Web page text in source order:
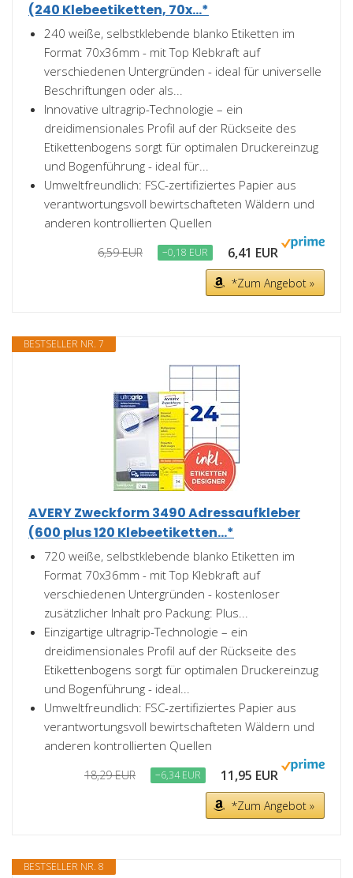
(240 Klebeetiketten, 70x...*
240 weiße, selbstklebende blanko Etiketten im
Format 70x36mm - mit Top Klebkraft auf
verschiedenen Untergründen - ideal für universelle
Beschriftungen oder als...
Innovative ultragrip-Technologie – ein
dreidimensionales Profil auf der Rückseite des
Etikettenbogens sorgt für optimalen Druckereinzug
und Bogenführung - ideal für...
Umweltfreundlich: FSC-zertifiziertes Papier aus
verantwortungsvoll bewirtschafteten Wäldern und
anderen kontrollierten Quellen
6,59 EUR −0,18 EUR 6,41 EUR
*Zum Angebot »
BESTSELLER NR. 7
AVERY Zweckform 3490 Adressaufkleber
(600 plus 120 Klebeetiketten...*
720 weiße, selbstklebende blanko Etiketten im
Format 70x36mm - mit Top Klebkraft auf
verschiedenen Untergründen - kostenloser
zusätzlicher Inhalt pro Packung: Plus...
Einzigartige ultragrip-Technologie – ein
dreidimensionales Profil auf der Rückseite des
Etikettenbogens sorgt für optimalen Druckereinzug
und Bogenführung - ideal...
Umweltfreundlich: FSC-zertifiziertes Papier aus
verantwortungsvoll bewirtschafteten Wäldern und
anderen kontrollierten Quellen
18,29 EUR −6,34 EUR 11,95 EUR
*Zum Angebot »
BESTSELLER NR. 8